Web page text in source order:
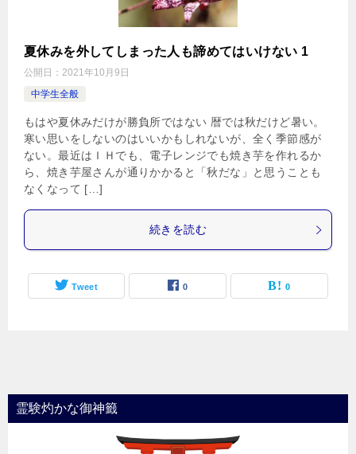
夏休みを外してしまった人も諦めてはいけない 1
公開日： 2021年10月9日
中学生全般
もはや夏休みだけが勝負所ではない 暦では秋だけど暑い。
寒い思いをしないのはいいかもしれないが、全く季節感が
ない。最近はＩＨでも、電子レンジでも焼き芋を作れるか
ら、焼き芋屋さんが通りかかると「秋だな」と思うことも
なくなって […]
続きを読む
Tweet 0 0
霊験灼かな御神籤